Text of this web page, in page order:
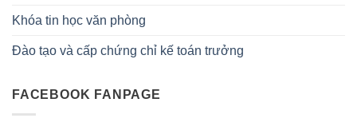
Khóa tin học văn phòng
Đào tạo và cấp chứng chỉ kế toán trưởng
FACEBOOK FANPAGE